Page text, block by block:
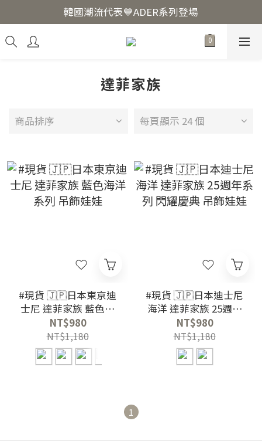
韓國爆紅🔥LUODIN Y2K相機📷
韓國潮流代表💙ADER系列登場
韓國爆紅🔥LUODIN Y2K相機📷
達菲家族
商品排序 每頁顯示 24 個
#現貨 🇯🇵日本東京迪
士尼 達菲家族 藍色海
洋系列 吊飾娃娃
NT$980
NT$1,180
#現貨 🇯🇵日本迪士尼
海洋 達菲家族 25週年
系列 閃耀慶典 吊飾娃
娃
NT$980
NT$1,180
1